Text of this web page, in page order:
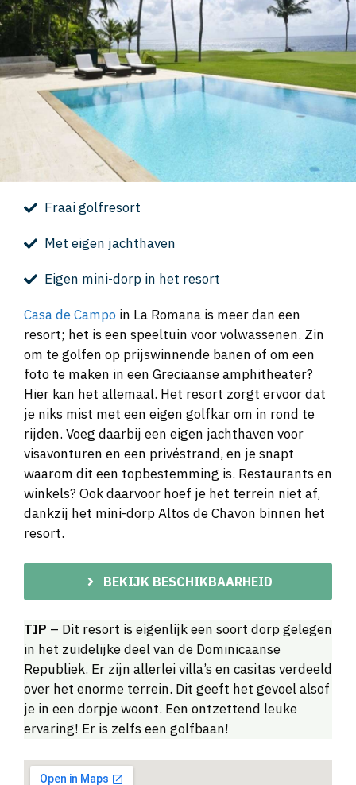
Fraai golfresort
Met eigen jachthaven
Eigen mini-dorp in het resort
Casa de Campo in La Romana is meer dan een
resort; het is een speeltuin voor volwassenen. Zin
om te golfen op prijswinnende banen of om een
foto te maken in een Greciaanse amphitheater?
Hier kan het allemaal. Het resort zorgt ervoor dat
je niks mist met een eigen golfkar om in rond te
rijden. Voeg daarbij een eigen jachthaven voor
visavonturen en een privéstrand, en je snapt
waarom dit een topbestemming is. Restaurants en
winkels? Ook daarvoor hoef je het terrein niet af,
dankzij het mini-dorp Altos de Chavon binnen het
resort.
BEKIJK BESCHIKBAARHEID
TIP – Dit resort is eigenlijk een soort dorp gelegen
in het zuidelijke deel van de Dominicaanse
Republiek. Er zijn allerlei villa’s en casitas verdeeld
over het enorme terrein. Dit geeft het gevoel alsof
je in een dorpje woont. Een ontzettend leuke
ervaring! Er is zelfs een golfbaan!